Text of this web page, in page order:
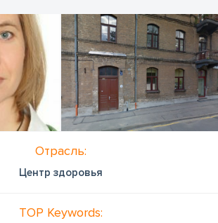
Отрасль:
Центр здоровья
TOP Keywords: